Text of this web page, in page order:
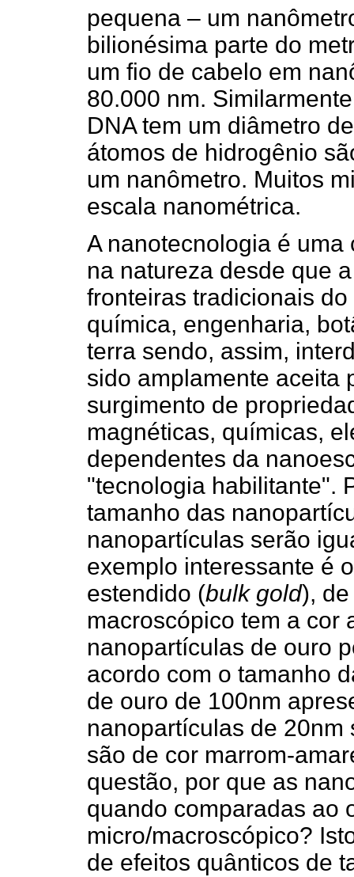
pequena – um
bilionésima parte do
um fio de cabelo em
80.000 nm.
DNA tem um diâmetro
átomos de hidrogênio
um nanômetro. Muitos
escala nanométrica.
A nanotecnologia é
na natureza desde que
fronteiras tradicionais
química, engenharia,
terra sendo, assim,
sido amplamente aceita
surgimento de
magnéticas, químicas,
dependentes da
"tecnologia habilitante".
tamanho das
nanopartículas serão
exemplo interessante é
estendido (bulk gold),
macroscópico tem a cor
nanopartículas de ouro
acordo com o tamanho
de ouro de 100nm
nanopartículas de
são de cor marrom-
questão, por que as
quando comparadas ao
micro/macroscópico?
de efeitos quânticos de